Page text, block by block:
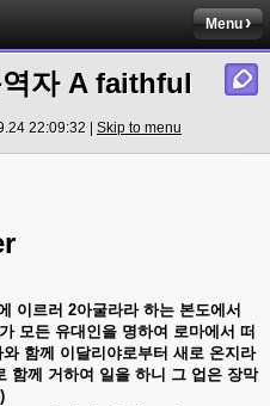
Menu
역자 A faithful
22:09:32 | Skip to menu
이르러 2아굴라라 하는 본도에서
모든 유대인을 명하여 로마에서 떠
와 함께 이달리야로부터 새로 온지라
함께 거하여 일을 하니 그 업은 장막